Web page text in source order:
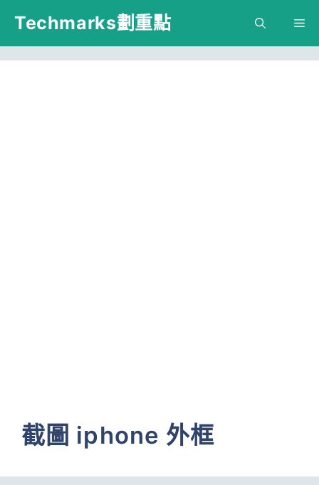
跳
主
Techmarks劃重點
截圖 iphone 外框